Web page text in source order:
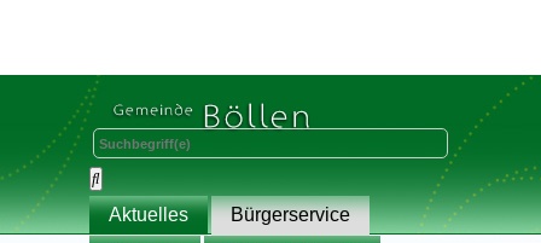
Aktuelles
Bürgerservice